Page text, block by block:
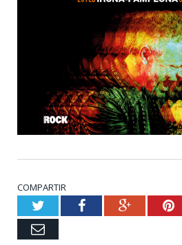
COMPARTIR
TwitterFacebookGoogle+
Email